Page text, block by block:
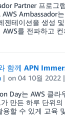
Partner 프로그
AWS Ambassador
젠테이션을 생성
AWS를 전파하고
함께 APN
on04 10월 2022
Day는 AWS 클
만든 하루 단위
용할 수 있게 교육